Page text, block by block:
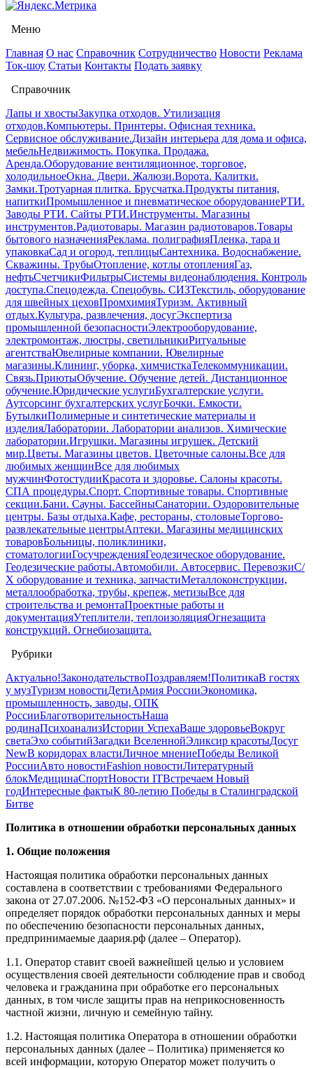
Меню
Главная О нас Справочник Сотрудничество Новости Реклама
Ток-шоу Статьи Контакты Подать заявку
Справочник
Лапы и хвостыЗакупка отходов. Утилизация
отходов.Компьютеры. Принтеры. Офисная техника.
Сервисное обслуживание.Дизайн интерьера для дома и офиса,
мебельНедвижимость. Покупка. Продажа.
Аренда.Оборудование вентиляционное, торговое,
холодильноеОкна. Двери. Жалюзи.Ворота. Калитки.
Замки.Тротуарная плитка. Брусчатка.Продукты питания,
напиткиПромышленное и пневматическое оборудованиеРТИ.
Заводы РТИ. Сайты РТИ.Инструменты. Магазины
инструментов.Радиотовары. Магазин радиотоваров.Товары
бытового назначенияРеклама. полиграфияПленка, тара и
упаковкаСад и огород, теплицыСантехника. Водоснабжение.
Скважины. ТрубыОтопление, котлы отопленияГаз,
нефтьСчетчикиФильтрыСистемы видеонаблюдения. Контроль
доступа.Спецодежда. Спецобувь. СИЗТекстиль, оборудование
для швейных цеховПромхимияТуризм. Активный
отдых.Культура, развлечения, досугЭкспертиза
промышленной безопасностиЭлектрооборудование,
электромонтаж, люстры, светильникиРитуальные
агентстваЮвелирные компании. Ювелирные
магазины.Клининг, уборка, химчисткаТелекоммуникации.
Связь.ПриютыОбучение. Обучение детей. Дистанционное
обучение.Юридические услугиБухгалтерские услуги.
Аутсорсинг бухгалтерских услугБочки. Емкости.
БутылкиПолимерные и синтетические материалы и
изделияЛаборатории. Лаборатории анализов. Химические
лаборатории.Игрушки. Магазины игрушек. Детский
мир.Цветы. Магазины цветов. Цветочные салоны.Все для
любимых женщинВсе для любимых
мужчинФотостудииКрасота и здоровье. Салоны красоты.
СПА процедуры.Спорт. Спортивные товары. Спортивные
секции.Бани. Сауны. БассейныСанатории. Оздоровительные
центры. Базы отдыха.Кафе, рестораны, столовыеТоргово-
развлекательные центрыАптеки. Магазины медицинских
товаровБольницы, поликлиники,
стоматологииГосучрежденияГеодезическое оборудование.
Геодезические работы.Автомобили. Автосервис. ПеревозкиС/
Х оборудование и техника, запчастиМеталлоконструкции,
металлообработка, трубы, крепеж, метизыВсе для
строительства и ремонтаПроектные работы и
документацияУтеплители, теплоизоляцияОгнезащита
конструкций. Огнебиозащита.
Рубрики
Актуально!ЗаконодательствоПоздравляем!ПолитикаВ гостях
у музТуризм новостиДетиАрмия РоссииЭкономика,
промышленность, заводы, ОПК
РоссииБлаготворительностьНаша
родинаПсихоанализИстории УспехаВаше здоровьеВокруг
светаЭхо событийЗагадки ВселеннойЭликсир красотыДосуг
NewВ коридорах властиЛичное мнениеПобеды Великой
РоссииАвто новостиFashion новостиЛитературный
блокМедицинаСпортНовости ITВстречаем Новый
годИнтересные фактыК 80-летию Победы в Сталинградской
Битве
Политика в отношении обработки персональных данных
1. Общие положения
Настоящая политика обработки персональных данных
составлена в соответствии с требованиями Федерального
закона от 27.07.2006. №152-ФЗ «О персональных данных» и
определяет порядок обработки персональных данных и меры
по обеспечению безопасности персональных данных,
предпринимаемые даария.рф (далее – Оператор).
1.1. Оператор ставит своей важнейшей целью и условием
осуществления своей деятельности соблюдение прав и свобод
человека и гражданина при обработке его персональных
данных, в том числе защиты прав на неприкосновенность
частной жизни, личную и семейную тайну.
1.2. Настоящая политика Оператора в отношении обработки
персональных данных (далее – Политика) применяется ко
всей информации, которую Оператор может получить о